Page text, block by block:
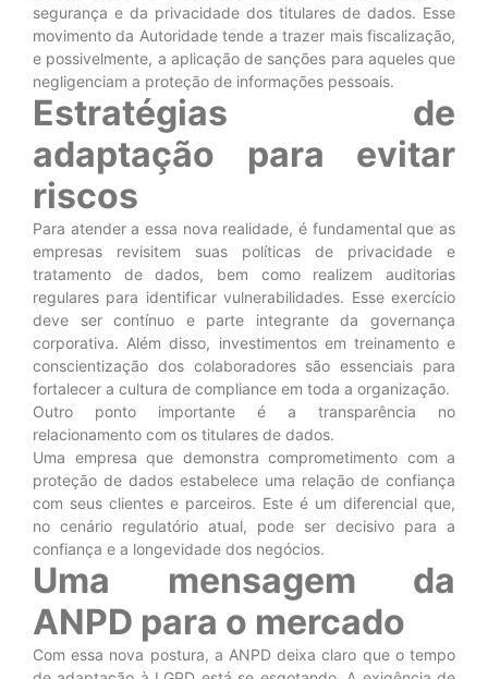
segurança e da privacidade dos titulares de dados. Esse
movimento da Autoridade tende a trazer mais fiscalização,
e possivelmente, a aplicação de sanções para aqueles que
negligenciam a proteção de informações pessoais.
Estratégias de
adaptação para evitar
riscos
Para atender a essa nova realidade, é fundamental que as
empresas revisitem suas políticas de privacidade e
tratamento de dados, bem como realizem auditorias
regulares para identificar vulnerabilidades. Esse exercício
deve ser contínuo e parte integrante da governança
corporativa. Além disso, investimentos em treinamento e
conscientização dos colaboradores são essenciais para
fortalecer a cultura de compliance em toda a organização.
Outro ponto importante é a transparência no
relacionamento com os titulares de dados.
Uma empresa que demonstra comprometimento com a
proteção de dados estabelece uma relação de confiança
com seus clientes e parceiros. Este é um diferencial que,
no cenário regulatório atual, pode ser decisivo para a
confiança e a longevidade dos negócios.
Uma mensagem da
ANPD para o mercado
Com essa nova postura, a ANPD deixa claro que o tempo